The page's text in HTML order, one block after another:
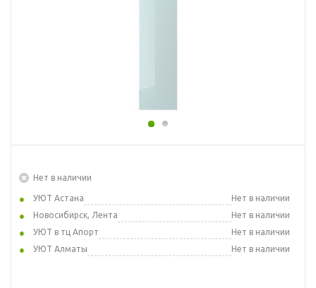
Нет в наличии
УЮТ Астана
Нет в наличии
Новосибирск, Лента
Нет в наличии
УЮТ в тц Апорт
Нет в наличии
УЮТ Алматы
Нет в наличии